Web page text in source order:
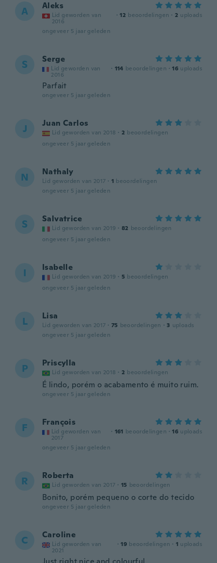
A Aleks
Lid geworden van
2016
· 12 beoordelingen · 2 uploads
ongeveer 5 jaar geleden
S Serge
Lid geworden van
2016
· 114 beoordelingen · 16 uploads
Parfait
ongeveer 5 jaar geleden
J Juan Carlos
Lid geworden van 2018 · 2 beoordelingen
ongeveer 5 jaar geleden
N Nathaly
Lid geworden van 2017 · 1 beoordelingen
ongeveer 5 jaar geleden
S Salvatrice
Lid geworden van 2019 · 82 beoordelingen
ongeveer 5 jaar geleden
I Isabelle
Lid geworden van 2019 · 5 beoordelingen
ongeveer 5 jaar geleden
L Lisa
Lid geworden van 2017 · 75 beoordelingen · 3 uploads
ongeveer 5 jaar geleden
P Priscylla
Lid geworden van 2018 · 2 beoordelingen
É lindo, porém o acabamento é muito ruim.
ongeveer 5 jaar geleden
F François
Lid geworden van
2017
· 161 beoordelingen · 16 uploads
ongeveer 5 jaar geleden
R Roberta
Lid geworden van 2017 · 15 beoordelingen
Bonito, porém pequeno o corte do tecido
ongeveer 5 jaar geleden
C Caroline
Lid geworden van
2021
· 19 beoordelingen · 1 uploads